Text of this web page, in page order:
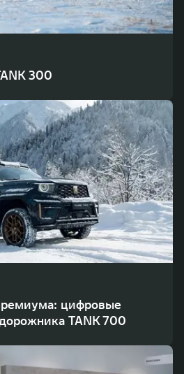
300
цифровые
TANK 700